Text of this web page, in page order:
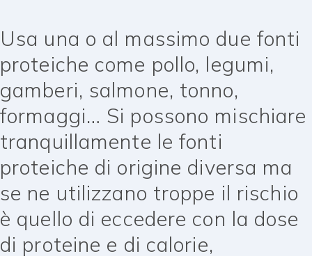
Usa una o al massimo due fonti
proteiche come pollo, legumi,
gamberi, salmone, tonno,
formaggi… Si possono mischiare
tranquillamente le fonti
proteiche di origine diversa ma
se ne utilizzano troppe il rischio
è quello di eccedere con la dose
di proteine e di calorie,